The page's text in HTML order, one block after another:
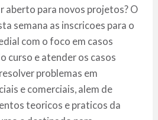
aberto para novos projetos? O
semana as inscricoes para o
com o foco em casos
curso e atender os casos
problemas em
e comerciais, alem de
teoricos e praticos da